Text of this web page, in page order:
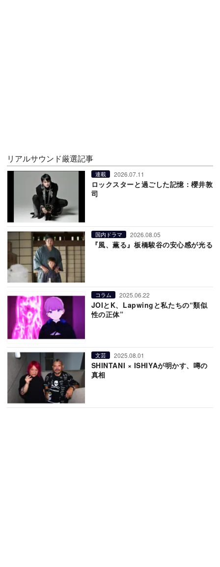
リアルサウンド厳選記事
連載 2026.07.11
ロックスターと過ごした記憶：櫻井敦
司
国内ドラマ 2026.08.05
『風、薫る』板橋駿谷の安心感が光る
コラム 2025.06.22
JOIとK、Lapwingと私たちの“類似
性の正体”
文芸 2025.08.01
SHINTANI × ISHIYAが明かす、噂の
真相